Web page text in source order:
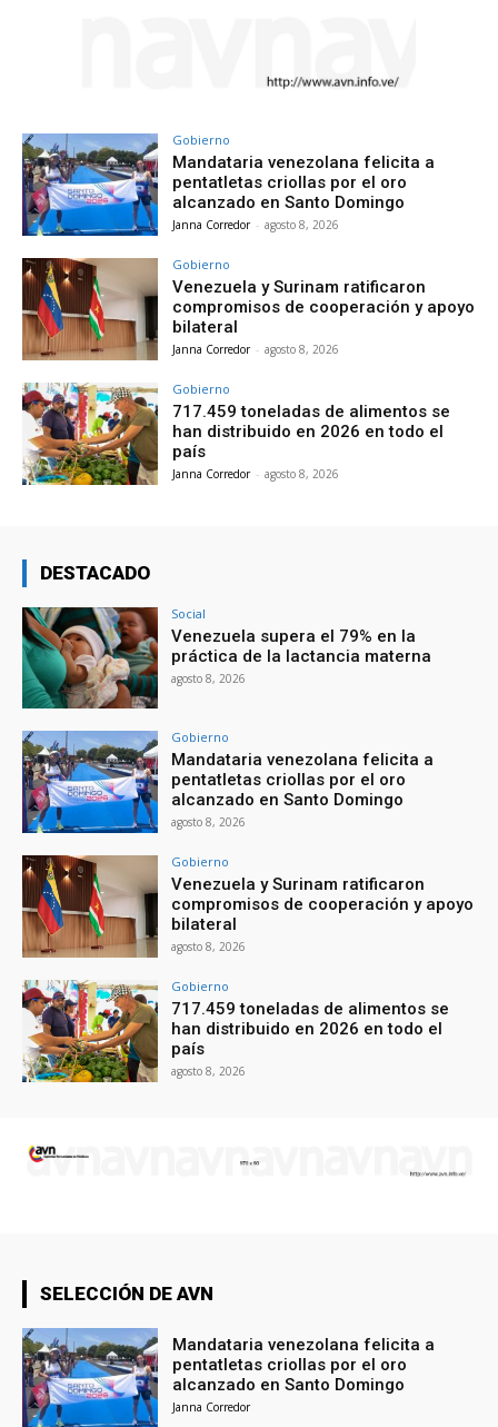
Gobierno
Mandataria venezolana felicita a
pentatletas criollas por el oro
alcanzado en Santo Domingo
Janna Corredor - agosto 8, 2026
Gobierno
Venezuela y Surinam ratificaron
compromisos de cooperación y apoyo
bilateral
Janna Corredor - agosto 8, 2026
Gobierno
717.459 toneladas de alimentos se
han distribuido en 2026 en todo el
país
Janna Corredor - agosto 8, 2026
DESTACADO
Social
Venezuela supera el 79% en la
práctica de la lactancia materna
agosto 8, 2026
Gobierno
Mandataria venezolana felicita a
pentatletas criollas por el oro
alcanzado en Santo Domingo
agosto 8, 2026
Gobierno
Venezuela y Surinam ratificaron
compromisos de cooperación y apoyo
bilateral
agosto 8, 2026
Gobierno
717.459 toneladas de alimentos se
han distribuido en 2026 en todo el
país
agosto 8, 2026
SELECCIÓN DE AVN
Mandataria venezolana felicita a
pentatletas criollas por el oro
alcanzado en Santo Domingo
Janna Corredor